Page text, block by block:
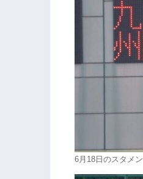
6月18日のスタメン